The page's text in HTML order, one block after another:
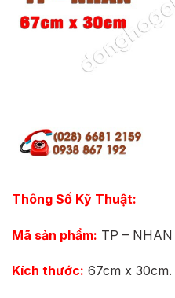
Thông Số Kỹ Thuật:
Mã sản phẩm: TP – NHAN
Kích thước: 67cm x 30cm.